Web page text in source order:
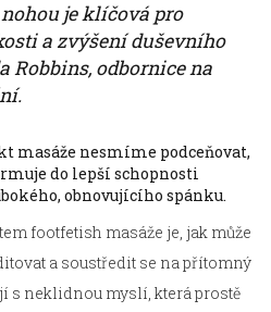
je klíčová pro
a zvýšení duševního
Robbins, odbornice na
masáže nesmíme podceňovat,
do lepší schopnosti
obnovujícího spánku.
footfetish masáže je, jak může
a soustředit se na přítomný
s neklidnou myslí, která prostě